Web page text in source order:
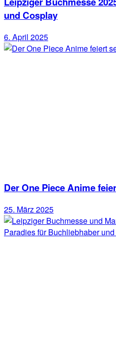
und Cosplay
6. April 2025
Der One Piece Anime
25. März 2025